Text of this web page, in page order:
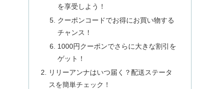
を享受しよう！
クーポンコードでお得にお買い物する
チャンス！
1000円クーポンでさらに大きな割引を
ゲット！
リリーアンナはいつ届く？配送ステータ
スを簡単チェック！